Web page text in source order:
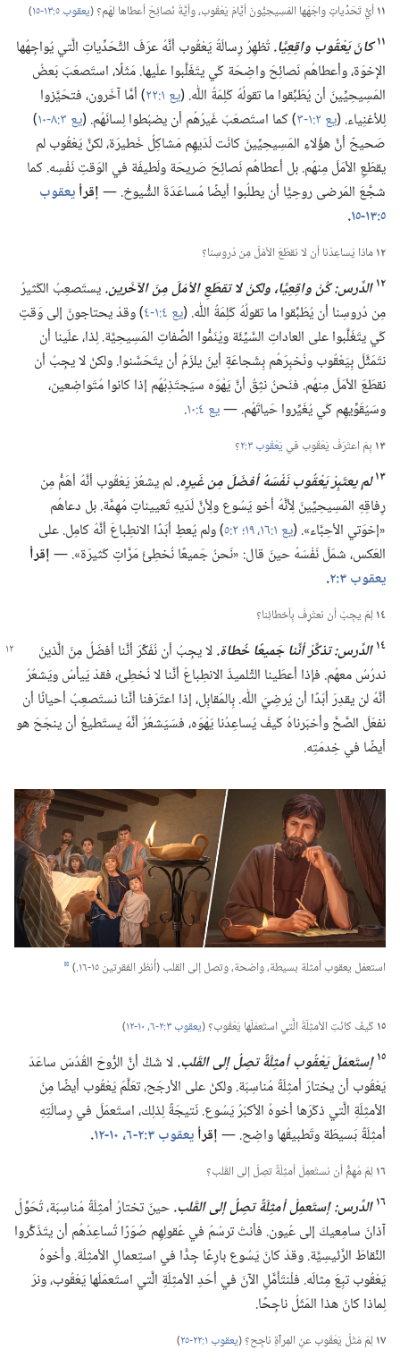
١١أيُّ تَحَدِّياتٍ واجَهَها المَسِيحِيُّونَ أيَّامَ يَعْقُوب،‏ وأيَّةُ نَصائِحَ أعطاها لهُم؟‏ (‏يعقوب ٥:‏١٣-‏١٥
‏)‏
١١ كانَ يَعْقُوب واقِعِيًّا.‏تُظهِرُ رِسالَةُ يَعْقُوب أنَّهُ عرَفَ التَّحَدِّياتِ الَّتي يُواجِهُها
الإخوَة،‏ وأعطاهُم نَصائِحَ واضِحَة كَي يتَغَلَّبوا علَيها.‏ مَثَلًا،‏ استَصعَبَ بَعضُ
المَسِيحِيِّينَ أن يُطَبِّقوا ما تقولُهُ كَلِمَةُ اللّٰه.‏ (‏يع ١:‏٢٢
‏)‏ أمَّا آخَرون،‏ فتحَيَّزوا
لِلأغنِياء.‏ (‏يع ٢:‏١-‏٣ ‏)‏ كما استَصعَبَ غَيرُهُم أن يضبُطوا لِسانَهُم.‏ (‏يع ٣:‏٨-‏١٠
‏)‏
صَحيحٌ أنَّ هؤُلاءِ المَسِيحِيِّينَ كانَت لَدَيهِم مَشاكِلُ خَطيرَة،‏ لكنَّ يَعْقُوب لم
يقطَعِ الأمَلَ مِنهُم.‏ بل أعطاهُم نَصائِحَ صَريحَة ولَطيفَة في الوَقتِ نَفْسِه.‏ كما
شجَّعَ المَرضى روحِيًّا أن يطلُبوا أيضًا مُساعَدَةَ الشُّيوخ.‏ —‏إقرأيعقوب
٥:‏١٣-‏١٥
‏.‏
١٢ماذا يُساعِدُنا أن لا نقطَعَ الأمَلَ مِن دُروسِنا؟‏
١٢ الدَّرس:‏ كُنْ واقِعِيًّا،‏ ولكنْ لا تقطَعِ الأمَلَ مِنَ الآخَرين.‏يستَصعِبُ الكَثيرُ
مِن دُروسِنا أن يُطَبِّقوا ما تقولُهُ كَلِمَةُ اللّٰه.‏ (‏يع ٤:‏١-‏٤
‏)‏ وقدْ يحتاجونَ إلى وَقتٍ
كَي يتَغَلَّبوا على العاداتِ السَّيِّئَة ويُنَمُّوا الصِّفاتِ المَسِيحِيَّة.‏ لِذا،‏ علَينا أن
نتَمَثَّلَ بِيَعْقُوب ونُخبِرَهُم بِشَجاعَةٍ أينَ يلزَمُ أن يتَحَسَّنوا.‏ ولكنْ لا يجِبُ أن
نقطَعَ الأمَلَ مِنهُم.‏ فنَحنُ نثِقُ أنَّ يَهْوَه سيَجتَذِبُهُم إذا كانوا مُتَواضِعين،‏
وسَيُقَوِّيهِم كَي يُغَيِّروا حَياتَهُم.‏ —‏يع ٤:‏١٠ ‏.‏
١٣ بِمَ اعتَرَفَ يَعْقُوب في يَعْقُوب ٣:‏٢
‏؟‏
١٣ لم يعتَبِرْ يَعْقُوب نَفْسَهُ أفضَلَ مِن غَيرِه.‏لم يشعُرْ يَعْقُوب أنَّهُ أهَمُّ مِن
رِفاقِهِ المَسِيحِيِّينَ لِأنَّهُ أخو يَسُوع ولِأنَّ لَدَيهِ تَعييناتٍ مُهِمَّة.‏ بل دعاهُم
«إخوَتي الأحِبَّاء».‏ (‏يع ١:‏١٦،‏
‏)‏ ولم يُعطِ أبَدًا الانطِباعَ أنَّهُ كامِل.‏ على
العَكس،‏ شمَلَ نَفْسَهُ حينَ قال:‏ «نَحنُ جَميعًا نُخطِئُ مَرَّاتٍ كَثيرَة».‏ —‏إقرأ
يعقوب ٣:‏٢
‏.‏
١٤ لِمَ يجِبُ أن نعتَرِفَ بِأخطائِنا؟‏
١٤ الدَّرس:‏ تذكَّرْ أنَّنا جَميعًا خُطاة.‏لا يجِبُ أن نُفَكِّرَ أنَّنا أفضَلُ مِنَ الَّذينَ
ندرُسُ معهُم.‏ فإذا أعطَينا التِّلميذَ الانطِباعَ أنَّنا لا نُخطِئ،‏ فقدْ يَيأسُ ويَشعُرُ
أنَّهُ لن يقدِرَ أبَدًا أن يُرضِيَ اللّٰه.‏ بِالمُقابِل،‏ إذا اعتَرَفنا أنَّنا نستَصعِبُ أحيانًا أن
نفعَلَ الصَّحَّ وأخبَرناهُ كَيفَ يُساعِدُنا يَهْوَه،‏ فسَيَشعُرُ أنَّهُ يستَطيعُ أن ينجَحَ هو
أيضًا في خِدمَتِه.‏
استعمَل يعقوب أمثلة بسيطة،‏ واضحة،‏ وتصل إلى القلب (‏أُنظر الفقرتين ١٥-‏١٦.‏)‏ d
١٥كَيفَ كانَتِ الأمثِلَةُ الَّتي استَعمَلَها يَعْقُوب؟‏ (‏يعقوب ٣:‏٢-‏٦،‏
‏)‏
١٥ إستَعمَلَ يَعْقُوب أمثِلَةً تصِلُ إلى القَلب.‏لا شَكَّ أنَّ الرُّوحَ القُدُسَ ساعَدَ
يَعْقُوب أن يختارَ أمثِلَةً مُناسِبَة.‏ ولكنْ على الأرجَح،‏ تعَلَّمَ يَعْقُوب أيضًا مِنَ
الأمثِلَةِ الَّتي ذكَرَها أخوهُ الأكبَرُ يَسُوع.‏ نَتيجَةً لِذلِك،‏ استَعمَلَ في رِسالَتِهِ
أمثِلَةً بَسيطَة وتَطبيقُها واضِح.‏ —‏إقرأيعقوب ٣:‏٢-‏٦،‏ ١٠-‏١٢ ‏.‏
١٦ لِمَ مُهِمٌّ أن نستَعمِلَ أمثِلَةً تصِلُ إلى القَلب؟‏
١٦ الدَّرس:‏ إستَعمِلْ أمثِلَةً تصِلُ إلى القَلب.‏حينَ تختارُ أمثِلَةً مُناسِبَة،‏ تُحَوِّلُ
آذانَ سامِعيكَ إلى عُيون.‏ فأنتَ ترسُمُ في عُقولِهِم صُوَرًا تُساعِدُهُم أن يتَذَكَّروا
النِّقاطَ الرَّئيسِيَّة.‏ وقدْ كانَ يَسُوع بارِعًا جِدًّا في استِعمالِ الأمثِلَة.‏ وأخوهُ
يَعْقُوب تبِعَ مِثالَه.‏ فلْنتَأمَّلِ الآنَ في أحَدِ الأمثِلَةِ الَّتي استَعمَلَها يَعْقُوب،‏ ونرَ
لِماذا كانَ هذا المَثَلُ ناجِحًا.‏
١٧ لِمَ مَثَلُ يَعْقُوب عنِ المِرآةِ ناجِح؟‏ (‏يعقوب ١:‏٢٢-‏٢٥
‏)‏